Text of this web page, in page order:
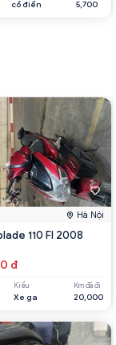
cổ điển 5,700
Hà Nội
110 FI 2008
đ
Kiểu
Xe ga
Km đã đi
20,000